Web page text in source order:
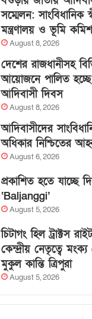
সম্মেলন: সাংবিধানিক
মন্ত্রণালয় ও ভূমি
August 8, 2026
দেশের রাজধানীসহ
আয়োজনে পালিত হচ্ছে
আদিবাসী দিবস
August 8, 2026
আদিবাসীদের
অধিকার নিশ্চিতের
August 6, 2026
প্রকাশিত হতে যাচ্ছে
‘Baljanggi’
August 5, 2026
চিটাগং হিল ট্রাক্টস
কেন্দ্রীয় নেতৃত্বে
মুকুল কান্তি ত্রিপুরা
August 5, 2026